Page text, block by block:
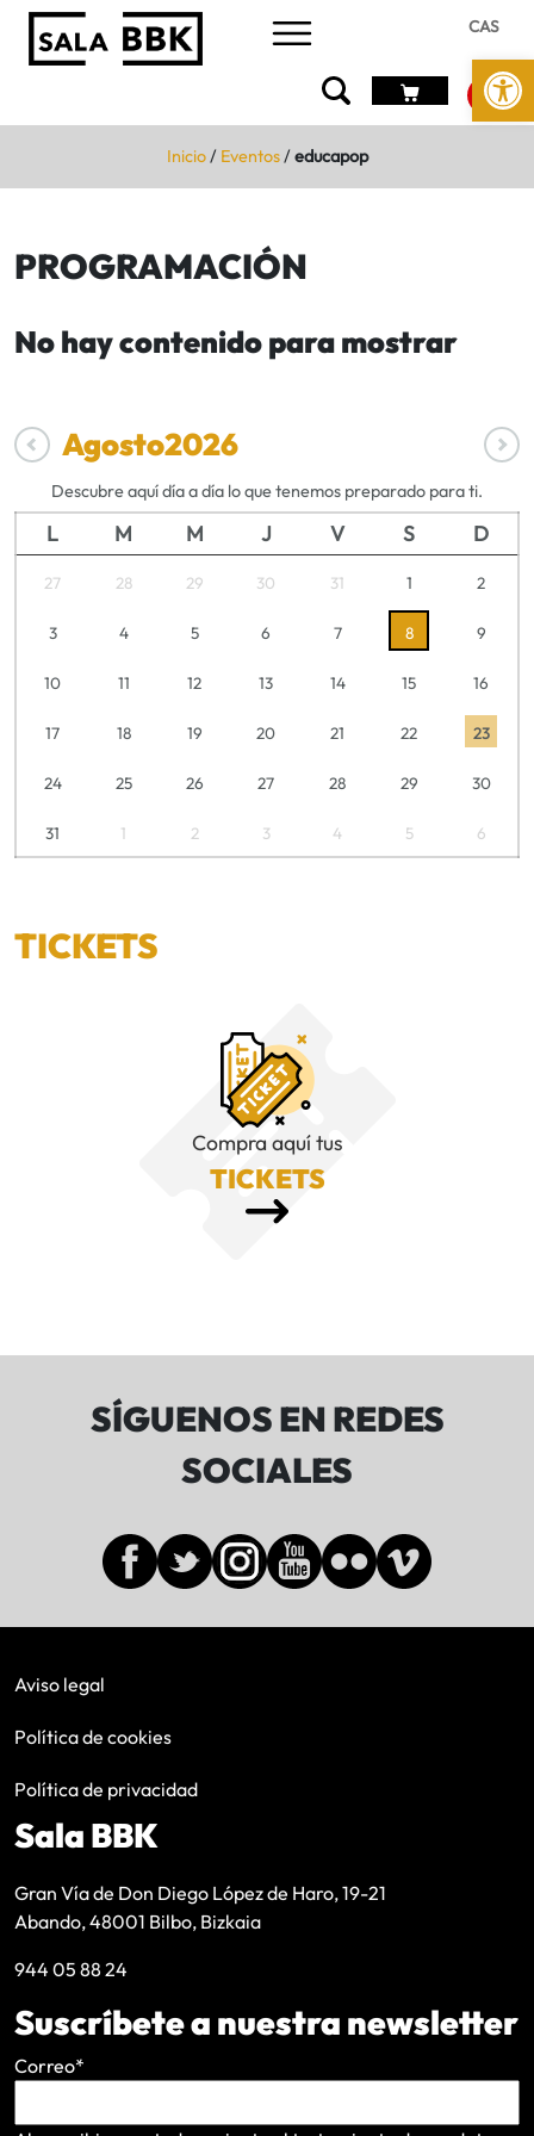
Abrir
CAS
Inicio/ Eventos/educapop
PROGRAMACIÓN
No hay contenido para mostrar
Agosto2026
Descubre aquí día a día lo que tenemos preparado para ti.
L M M J V S D
27 28 29 30 31 1 2
3 4 5 6 7 8 9
10 11 12 13 14 15 16
17 18 19 20 21 22 23
24 25 26 27 28 29 30
31 1 2 3 4 5 6
TICKETS
Compra aquí tus
TICKETS
SÍGUENOS EN REDES
SOCIALES
Aviso legal
Política de cookies
Política de privacidad
Sala BBK
Gran Vía de Don Diego López de Haro, 19-21
Abando, 48001 Bilbo, Bizkaia
944 05 88 24
Suscríbete a nuestra newsletter
Correo*